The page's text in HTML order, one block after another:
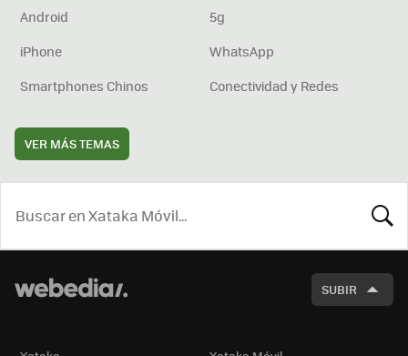
Android
5g
iPhone
WhatsApp
Smartphones Chinos
Conectividad y Redes
VER MÁS TEMAS
SUBIR